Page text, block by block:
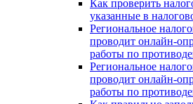
Как проверить
указанные в
Региональное
проводит онлайн-
работы по
Региональное
проводит онлайн-
работы по